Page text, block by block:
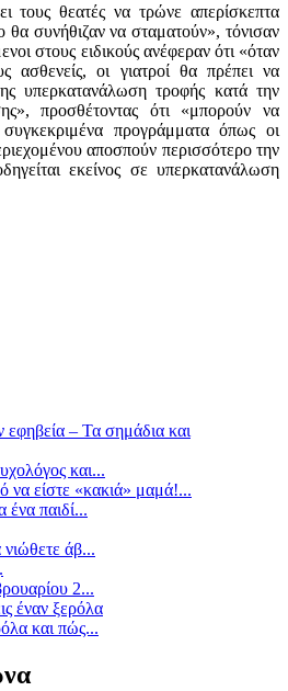
τους θεατές να τρώνε απερίσκεπτα
συνήθιζαν να σταματούν», τόνισαν
στους ειδικούς ανέφεραν ότι «όταν
ασθενείς, οι γιατροί θα πρέπει να
υπερκατανάλωση τροφής κατά την
προσθέτοντας ότι «μπορούν να
συγκεκριμένα προγράμματα όπως οι
αποσπούν περισσότερο την
εκείνος σε υπερκατανάλωση
– Τα σημάδια και
και...
να είστε «κακιά» μαμά!...
ένα παιδί...
νιώθετε άβ...
2...
έναν ξερόλα
και πώς...